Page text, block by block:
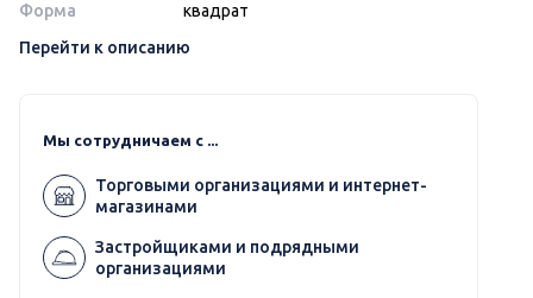
Форма
квадрат
Перейти к описанию
Мы сотрудничаем с ...
Торговыми организациями и интернет-
магазинами
Застройщиками и подрядными
организациями